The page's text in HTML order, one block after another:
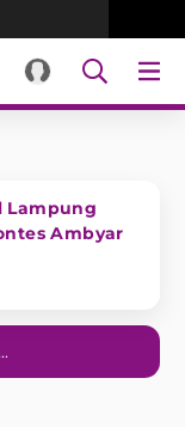
Lampung
Ambyar